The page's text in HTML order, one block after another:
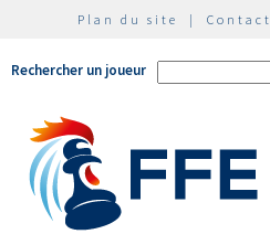
Plan du site | Contact
Rechercher un joueur